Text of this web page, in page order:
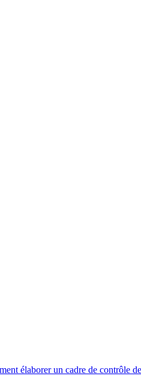
élaborer un cadre de contrôle